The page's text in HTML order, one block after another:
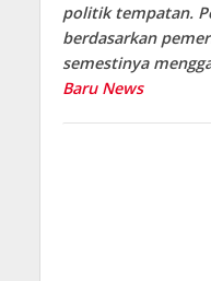
politik tempatan.
berdasarkan
semestinya
Baru News